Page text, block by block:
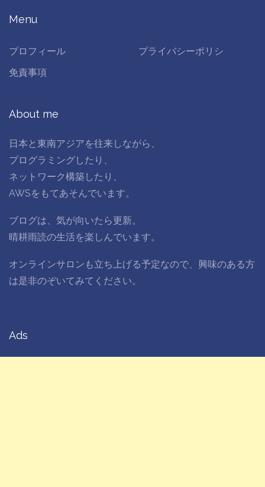
Menu
プロフィール
プライバシーポリシ
免責事項
About me
日本と東南アジアを往来しながら、
プログラミングしたり、
ネットワーク構築したり、
AWSをもてあそんでいます。
ブログは、気が向いたら更新。
晴耕雨読の生活を楽しんでいます。
オンラインサロンも立ち上げる予定なので、興味のある方
は是非のぞいてみてください。
Ads